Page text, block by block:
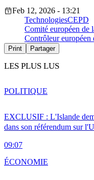
Feb 12, 2026 - 13:21
TechnologiesCEPD
Comité européen de
Contrôleur européen
Print Partager
LES PLUS LUS
EXCLUSIF : L'Islande
dans son référendum sur
09:07
POLITIQUE
ÉCONOMIE